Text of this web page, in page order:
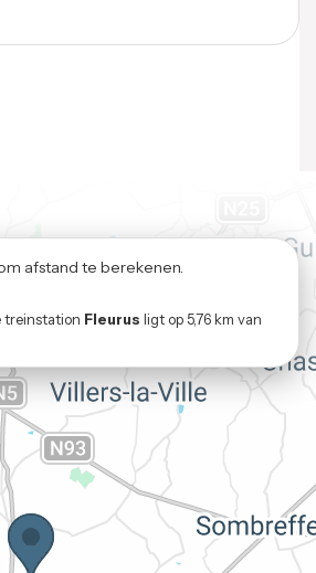
afstand te berekenen.
Fleurus ligt op5,76 km van